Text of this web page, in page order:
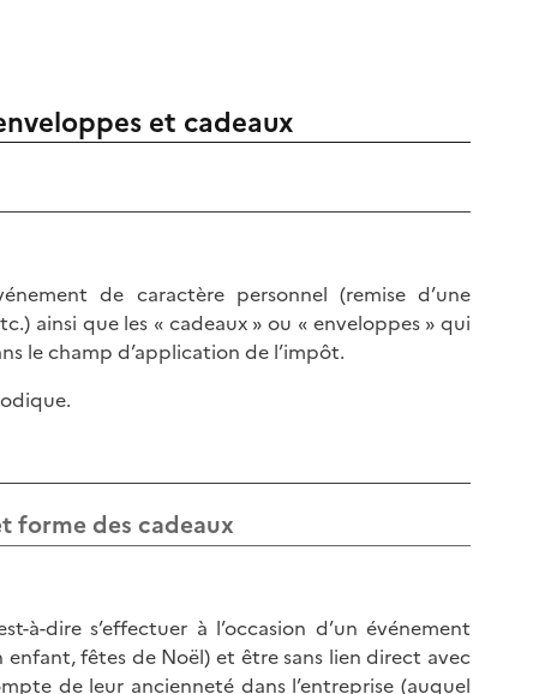
et cadeaux
de caractère personnel (remise d’une
ainsi que les « cadeaux » ou « enveloppes » qui
le champ d’application de l’impôt.
forme des cadeaux
à-dire s’effectuer à l’occasion d’un événement
enfant, fêtes de Noël) et être sans lien direct avec
de leur ancienneté dans l’entreprise (auquel